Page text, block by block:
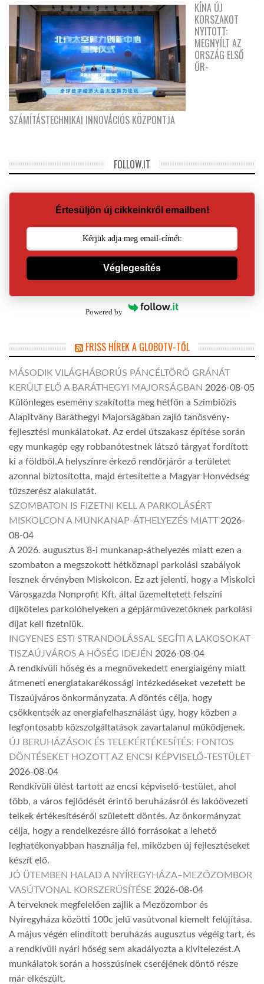
KÍNA ÚJ
KORSZAKOT
NYITOTT:
MEGNYÍLT AZ
ORSZÁG ELSŐ
ŰR-
SZÁMÍTÁSTECHNIKAI INNOVÁCIÓS KÖZPONTJA
FOLLOW.IT
Értesüljön új cikkeinkről emailben!
Véglegesítés
Powered by
FRISS HÍREK A GLOBOTV-TŐL
MÁSODIK VILÁGHÁBORÚS PÁNCÉLTÖRŐ GRÁNÁT
KERÜLT ELŐ A BARÁTHEGYI MAJORSÁGBAN 2026-08-05
Különleges esemény szakította meg hétfőn a Szimbiózis
Alapítvány Baráthegyi Majorságában zajló tanösvény-
fejlesztési munkálatokat. Az erdei útszakasz építése során
egy munkagép egy robbanótestnek látszó tárgyat fordított
ki a földből.A helyszínre érkező rendőrjárőr a területet
azonnal biztosította, majd értesítette a Magyar Honvédség
tűzszerész alakulatát.
SZOMBATON IS FIZETNI KELL A PARKOLÁSÉRT
MISKOLCON A MUNKANAP-ÁTHELYEZÉS MIATT 2026-
08-04
A 2026. augusztus 8-i munkanap-áthelyezés miatt ezen a
szombaton a megszokott hétköznapi parkolási szabályok
lesznek érvényben Miskolcon. Ez azt jelenti, hogy a Miskolci
Városgazda Nonprofit Kft. által üzemeltetett felszíni
díjköteles parkolóhelyeken a gépjárművezetőknek parkolási
díjat kell fizetniük.
INGYENES ESTI STRANDOLÁSSAL SEGÍTI A LAKOSOKAT
TISZAÚJVÁROS A HŐSÉG IDEJÉN 2026-08-04
A rendkívüli hőség és a megnövekedett energiaigény miatt
átmeneti energiatakarékossági intézkedéseket vezetett be
Tiszaújváros önkormányzata. A döntés célja, hogy
csökkentsék az energiafelhasználást úgy, hogy közben a
legfontosabb közszolgáltatások zavartalanul működjenek.
ÚJ BERUHÁZÁSOK ÉS TELEKÉRTÉKESÍTÉS: FONTOS
DÖNTÉSEKET HOZOTT AZ ENCSI KÉPVISELŐ-TESTÜLET
2026-08-04
Rendkívüli ülést tartott az encsi képviselő-testület, ahol
több, a város fejlődését érintő beruházásról és lakóövezeti
telkek értékesítéséről született döntés. Az önkormányzat
célja, hogy a rendelkezésre álló forrásokat a lehető
leghatékonyabban használja fel, miközben új fejlesztéseket
készít elő.
JÓ ÜTEMBEN HALAD A NYÍREGYHÁZA–MEZŐZOMBOR
VASÚTVONAL KORSZERŰSÍTÉSE 2026-08-04
A terveknek megfelelően zajlik a Mezőzombor és
Nyíregyháza közötti 100c jelű vasútvonal kiemelt felújítása.
A május végén elindított beruházás augusztus végéig tart, és
a rendkívüli nyári hőség sem akadályozta a kivitelezést.A
munkálatok során a hosszúsínek cseréjének döntő része
már elkészült.